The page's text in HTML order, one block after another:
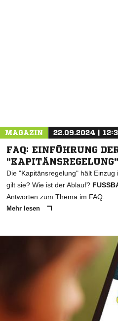
MAGAZIN 22.09.2024 |
FAQ: EINFÜHRUNG
"KAPITÄNSREGELUNG"
Die "Kapitänsregelung" hält
gilt sie? Wie ist der Ablauf?
Antworten zum Thema im FAQ.
Mehr lesen